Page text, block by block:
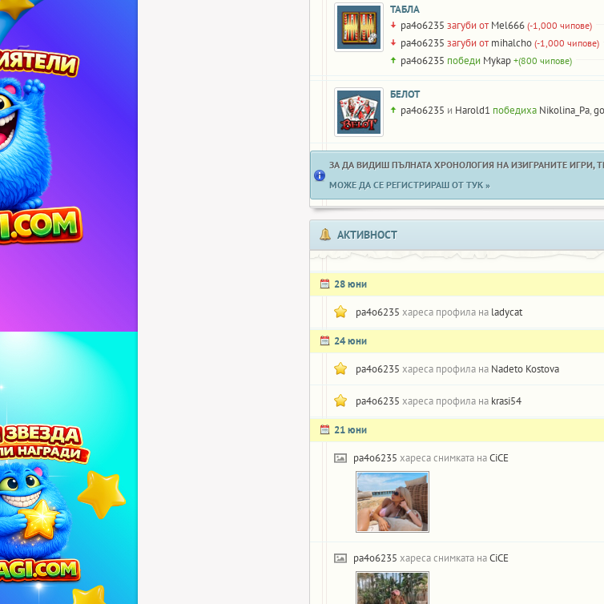
ТАБЛА
pa4o6235 загуби от Mel666 (-1,000 чипове)
pa4o6235 загуби от mihalcho (-1,000 чипове)
pa4o6235 победи Mykap +(800 чипове)
БЕЛОТ
pa4o6235 и Harold1 победиха Nikolina_Pa,
ЗА ДА ВИДИШ ПЪЛНАТА ХРОНОЛОГИЯ НА ИЗИГРАНИТЕ ИГРИ,
МОЖЕ ДА СЕ РЕГИСТРИРАШ ОТ ТУК »
АКТИВНОСТ
28 юни
pa4o6235 хареса профила на ladycat
24 юни
pa4o6235 хареса профила на Nadeto Kostova
pa4o6235 хареса профила на krasi54
21 юни
pa4o6235 хареса снимката наCiCE
pa4o6235 хареса снимката наCiCE